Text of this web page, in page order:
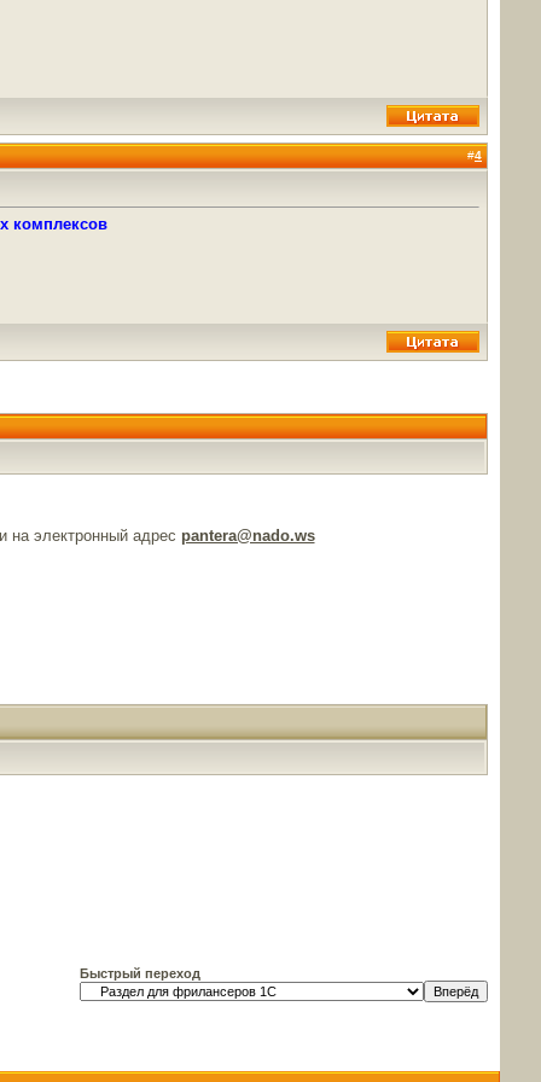
#4
комплексов
на электронный адрес pantera@nado.ws
Быстрый переход